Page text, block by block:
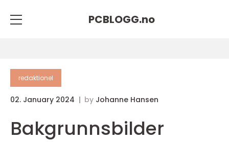
PCBLOGG.no
redaktionel
02. January 2024 by Johanne Hansen
Bakgrunnsbilder